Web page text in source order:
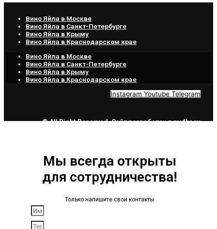
Вино Яйла в Москве
Вино Яйла в Санкт-Петербурге
Вино Яйла в Крыму
Вино Яйла в Краснодарском крае
Вино Яйла в Москве
Вино Яйла в Санкт-Петербурге
Вино Яйла в Крыму
Вино Яйла в Краснодарском крае
Instagram Youtube Telegram
© All Right Reserved. Сайт разработан вmyfbr.ru
Мы всегда открыты
для сотрудничества!
Только напишите свои контакты